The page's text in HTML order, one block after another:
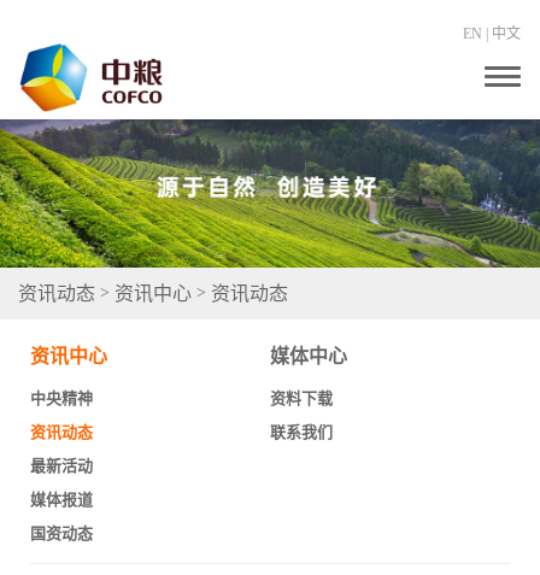
EN 中文
T
g
g
e
n
a
v
i
资讯动态 > 资讯中心 > 资讯动态
资讯中心
中央精神
资讯动态
最新活动
媒体报道
国资动态
媒体中心
资料下载
联系我们